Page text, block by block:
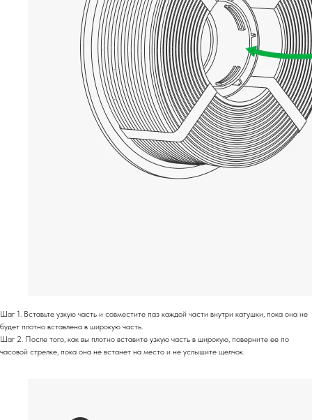
Шаг 1. Вставьте узкую часть и совместите паз каждой части внутри катушки, пока она не
будет плотно вставлена ​​в широкую часть.
Шаг 2. После того, как вы плотно вставите узкую часть в широкую, поверните ее по
часовой стрелке, пока она не встанет на место и не услышите щелчок.